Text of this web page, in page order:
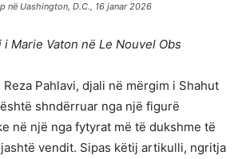
në Uashington, D.C., 16 janar 2026
Marie Vaton në Le Nouvel Obs
Pahlavi, djali në mërgim i Shahut
shndërruar nga një figurë
në një nga fytyrat më të dukshme të
vendit. Sipas këtij artikulli, ngritja